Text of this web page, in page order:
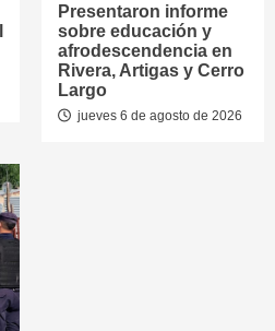
Presentaron informe
sobre educación y
afrodescendencia en
Rivera, Artigas y Cerro
Largo
jueves 6 de agosto de 2026